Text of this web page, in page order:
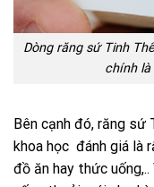
Dòng răng sứ Tinh
chính là
Bên cạnh đó, răng sứ
khoa học đánh giá là
đồ ăn hay thức